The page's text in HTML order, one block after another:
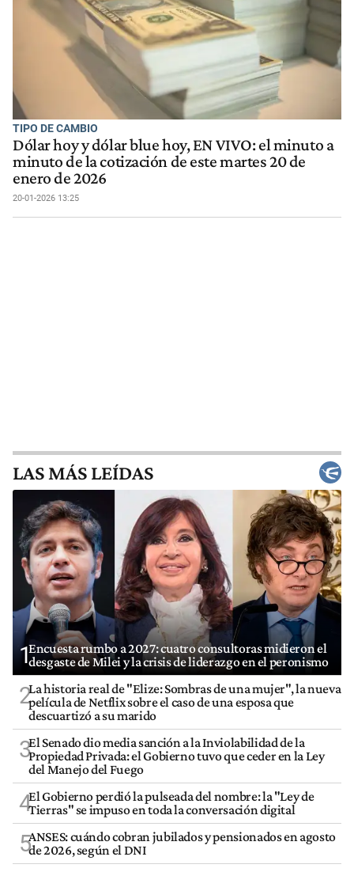
TIPO DE CAMBIO
Dólar hoy y dólar blue hoy, EN VIVO: el minuto a
minuto de la cotización de este martes 20 de
enero de 2026
20-01-2026 13:25
LAS MÁS LEÍDAS
1Encuesta rumbo a 2027: cuatro consultoras midieron el
desgaste de Milei y la crisis de liderazgo en el peronismo
2La historia real de "Elize: Sombras de una mujer", la nueva
película de Netflix sobre el caso de una esposa que
descuartizó a su marido
3El Senado dio media sanción a la Inviolabilidad de la
Propiedad Privada: el Gobierno tuvo que ceder en la Ley
del Manejo del Fuego
4El Gobierno perdió la pulseada del nombre: la "Ley de
Tierras" se impuso en toda la conversación digital
5ANSES: cuándo cobran jubilados y pensionados en agosto
de 2026, según el DNI